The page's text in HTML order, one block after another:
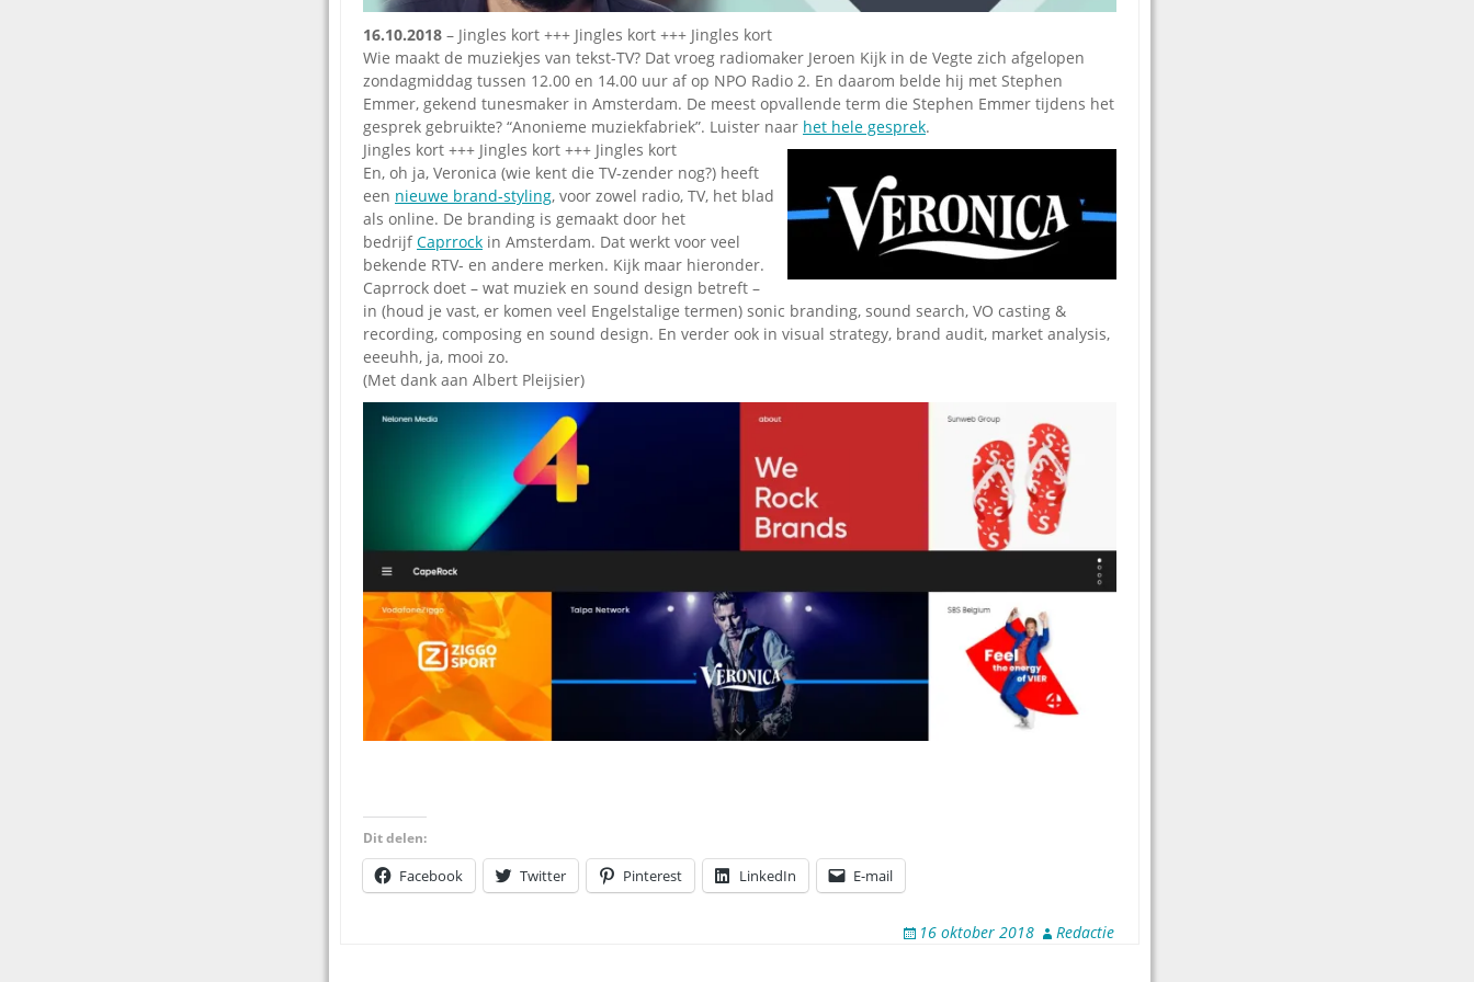
Omroepbanden
Stoomfluit Klaas
Vaak
Uitvinding
jinglecassette
16.10.2018 – Jingles kort +++ Jingles kort +++ Jingles kort
Wie maakt de muziekjes van tekst-TV? Dat vroeg radiomaker Jeroen Kijk in de Vegte zich afgelopen
zondagmiddag tussen 12.00 en 14.00 uur af op NPO Radio 2. En daarom belde hij met Stephen
Emmer, gekend tunesmaker in Amsterdam. De meest opvallende term die Stephen Emmer tijdens het
gesprek gebruikte? “Anonieme muziekfabriek”. Luister naar het hele gesprek.
Jingles kort +++ Jingles kort +++ Jingles kort
En, oh ja, Veronica (wie kent die TV-zender nog?) heeft
een nieuwe brand-styling, voor zowel radio, TV, het blad
als online. De branding is gemaakt door het
bedrijfCaprrock in Amsterdam. Dat werkt voor veel
bekende RTV- en andere merken. Kijk maar hieronder.
Caprrock doet – wat muziek en sound design betreft –
in (houd je vast, er komen veel Engelstalige termen) sonic branding, sound search, VO casting &
recording, composing en sound design. En verder ook in visual strategy, brand audit, market analysis,
eeeuhh, ja, mooi zo.
(Met dank aan Albert Pleijsier)
Dit delen:
Facebook Twitter Pinterest LinkedIn E-mail
16 oktober 2018 Redactie